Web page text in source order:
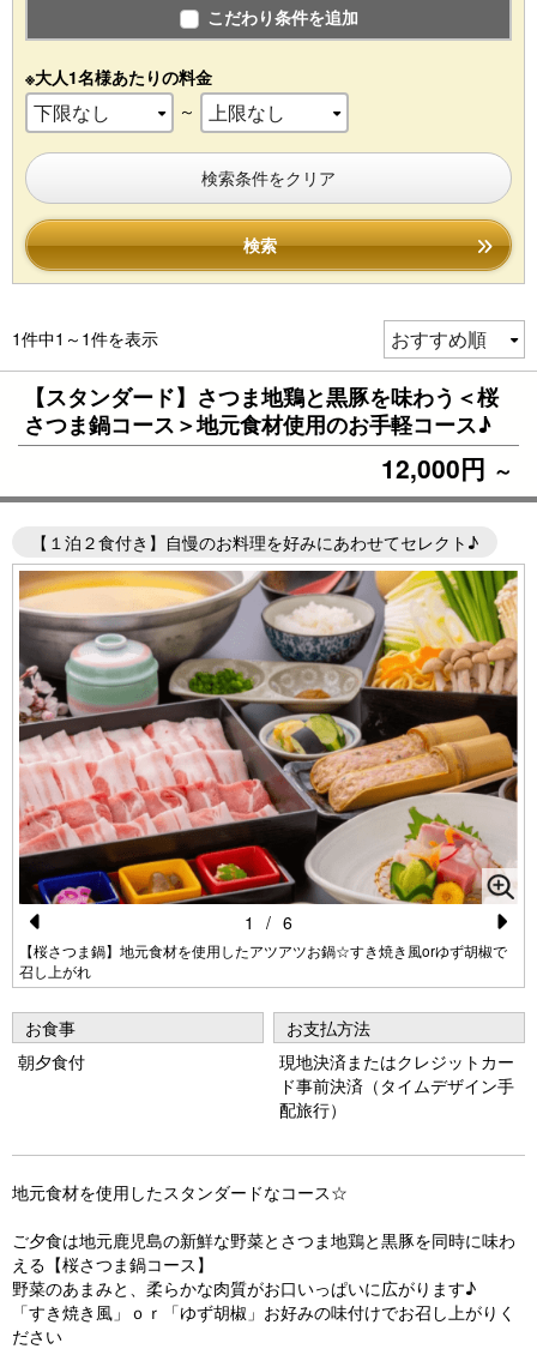
こだわり条件を追加
※大人1名様あたりの料金
～
検索条件をクリア
検索
1件中1～1件を表示
【スタンダード】さつま地鶏と黒豚を味わう＜桜
さつま鍋コース＞地元食材使用のお手軽コース♪
12,000円 ～
【１泊２食付き】自慢のお料理を好みにあわせてセレクト♪
Pr
e
vi
o
【桜さつま鍋】地元食材を使用したアツアツお鍋☆すき焼き風orゆず胡椒で
召し上がれ
N
e
xt
1 / 6
お食事
朝夕食付
お支払方法
現地決済またはクレジットカー
ド事前決済（タイムデザイン手
配旅行）
地元食材を使用したスタンダードなコース☆
ご夕食は地元鹿児島の新鮮な野菜とさつま地鶏と黒豚を同時に味わ
える【桜さつま鍋コース】
野菜のあまみと、柔らかな肉質がお口いっぱいに広がります♪
「すき焼き風」ｏｒ「ゆず胡椒」お好みの味付けでお召し上がりく
ださい